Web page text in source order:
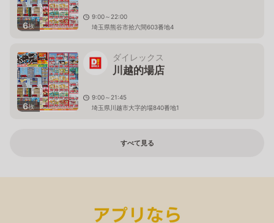
6枚
9:00～22:00
埼玉県熊谷市拾六間603番地4
6枚
ダイレックス
川越的場店
9:00～21:45
埼玉県川越市大字的場840番地1
すべて見る